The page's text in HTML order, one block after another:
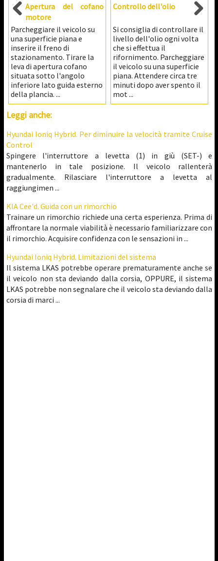
Apertura del cofano
motore
Parcheggiare il veicolo su
una superficie piana e
inserire il freno di
stazionamento. Tirare la
leva di apertura cofano
situata sotto l'angolo
inferiore lato guida esterno
della plancia. ...
Controllo dell'olio
Si consiglia di controllare il
livello dell'olio ogni volta
che si effettua il
rifornimento. Parcheggiare
il veicolo su una superficie
piana. Attendere circa tre
minuti dopo aver spento il
mot ...
Leggi anche:
Hyundai Ioniq Hybrid. Per diminuire la velocità tramite Cruise
Control
Spingere l'interruttore a levetta (1) in giù (SET-) e
mantenerlo in tale posizione. Il veicolo rallenterà
gradualmente. Rilasciare l'interruttore a levetta al
raggiungimen ...
KIA Cee'd. Guida con un rimorchio
Trainare un rimorchio richiede una certa esperienza. Prima di
affrontare la normale viabilità è necessario familiarizzare con
il rimorchio. Acquisire confidenza con le sensazioni in ...
Hyundai Ioniq Hybrid. Limitazioni del sistema
Il sistema LKAS potrebbe operare prematuramente anche se
il veicolo non sta deviando dalla corsia, OPPURE, il sistema
LKAS potrebbe non segnalare che il veicolo sta deviando dalla
corsia di marci ...